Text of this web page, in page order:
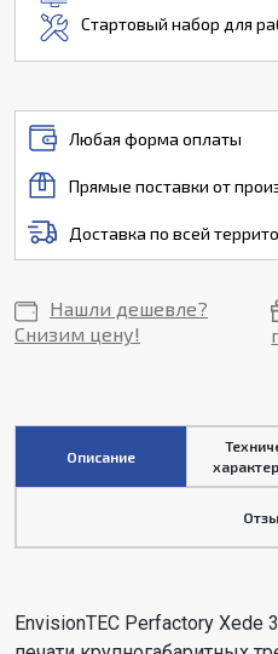
Стартовый набор для
Любая форма оплаты
Прямые поставки от
Доставка по всей
Нашли дешевле?
Снизим цену!
Описание
EnvisionTEC Perfactory Xede